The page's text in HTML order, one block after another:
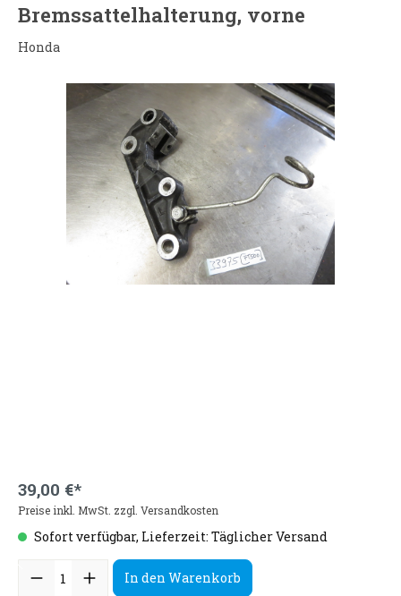
Bremssattelhalterung, vorne
Honda
39,00 €*
Preise inkl. MwSt. zzgl. Versandkosten
Sofort verfügbar, Lieferzeit: Täglicher Versand
In den Warenkorb